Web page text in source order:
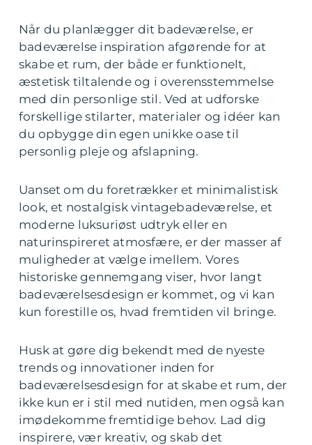
Når du planlægger dit badeværelse, er
badeværelse inspiration afgørende for at
skabe et rum, der både er funktionelt,
æstetisk tiltalende og i overensstemmelse
med din personlige stil. Ved at udforske
forskellige stilarter, materialer og idéer kan
du opbygge din egen unikke oase til
personlig pleje og afslapning.
Uanset om du foretrækker et minimalistisk
look, et nostalgisk vintagebadeværelse, et
moderne luksuriøst udtryk eller en
naturinspireret atmosfære, er der masser af
muligheder at vælge imellem. Vores
historiske gennemgang viser, hvor langt
badeværelsesdesign er kommet, og vi kan
kun forestille os, hvad fremtiden vil bringe.
Husk at gøre dig bekendt med de nyeste
trends og innovationer inden for
badeværelsesdesign for at skabe et rum, der
ikke kun er i stil med nutiden, men også kan
imødekomme fremtidige behov. Lad dig
inspirere, vær kreativ, og skab det